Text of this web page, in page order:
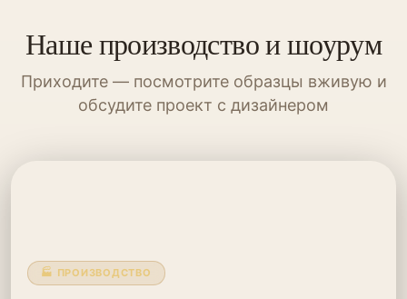
Наше производство и шоурум
Приходите — посмотрите образцы вживую и
обсудите проект с дизайнером
🏭 ПРОИЗВОДСТВО